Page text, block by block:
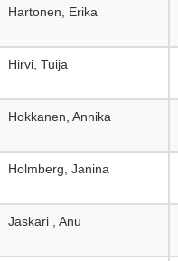
Hartonen, Erika
Hirvi, Tuija
Hokkanen, Annika
Holmberg, Janina
Jaskari , Anu